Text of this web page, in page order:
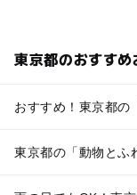
東京都のおすすめ
おすすめ！東京都の
東京都の「動物とふ